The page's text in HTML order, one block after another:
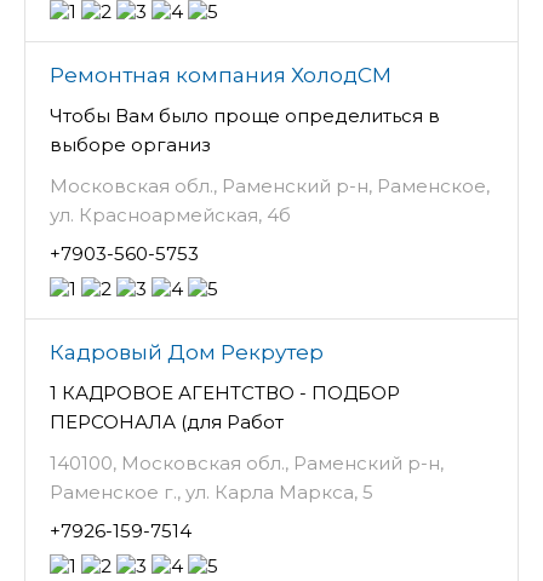
Ремонтная компания ХолодСМ
Чтобы Вам было проще определиться в
выборе организ
Московская обл., Раменский р-н, Раменское,
ул. Красноармейская, 4б
+7903-560-5753
Кадровый Дом Рекрутер
1 КАДРОВОЕ АГЕНТСТВО - ПОДБОР
ПЕРСОНАЛА (для Работ
140100, Московская обл., Раменский р-н,
Раменское г., ул. Карла Маркса, 5
+7926-159-7514